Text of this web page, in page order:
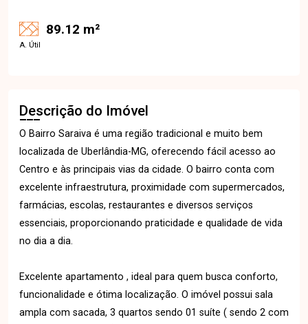
89.12 m²
A. Útil
Descrição do Imóvel
O Bairro Saraiva é uma região tradicional e muito bem
localizada de Uberlândia-MG, oferecendo fácil acesso ao
Centro e às principais vias da cidade. O bairro conta com
excelente infraestrutura, proximidade com supermercados,
farmácias, escolas, restaurantes e diversos serviços
essenciais, proporcionando praticidade e qualidade de vida
no dia a dia.
Excelente apartamento , ideal para quem busca conforto,
funcionalidade e ótima localização. O imóvel possui sala
ampla com sacada, 3 quartos sendo 01 suíte ( sendo 2 com